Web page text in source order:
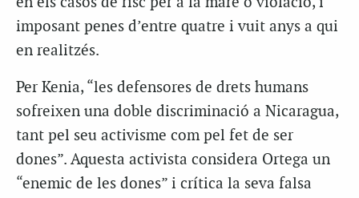
imposant penes d’entre quatre i vuit anys a qui
en realitzés.
Per Kenia, “les defensores de drets humans
sofreixen una doble discriminació a Nicaragua,
tant pel seu activisme com pel fet de ser
dones”. Aquesta activista considera Ortega un
“enemic de les dones” i crítica la seva falsa